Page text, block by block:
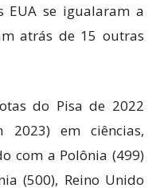
EUA se igualaram a
atrás de 15 outras
do Pisa de 2022
2023) em ciências,
com a Polônia (499)
(500), Reino Unido